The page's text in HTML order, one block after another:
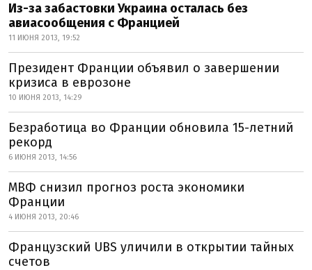
Из-за забастовки Украина осталась без
авиасообщения с Францией
11 ИЮНЯ 2013, 19:52
Президент Франции объявил о завершении
кризиса в еврозоне
10 ИЮНЯ 2013, 14:29
Безработица во Франции обновила 15-летний
рекорд
6 ИЮНЯ 2013, 14:56
МВФ снизил прогноз роста экономики
Франции
4 ИЮНЯ 2013, 20:46
Французский UBS уличили в открытии тайных
счетов